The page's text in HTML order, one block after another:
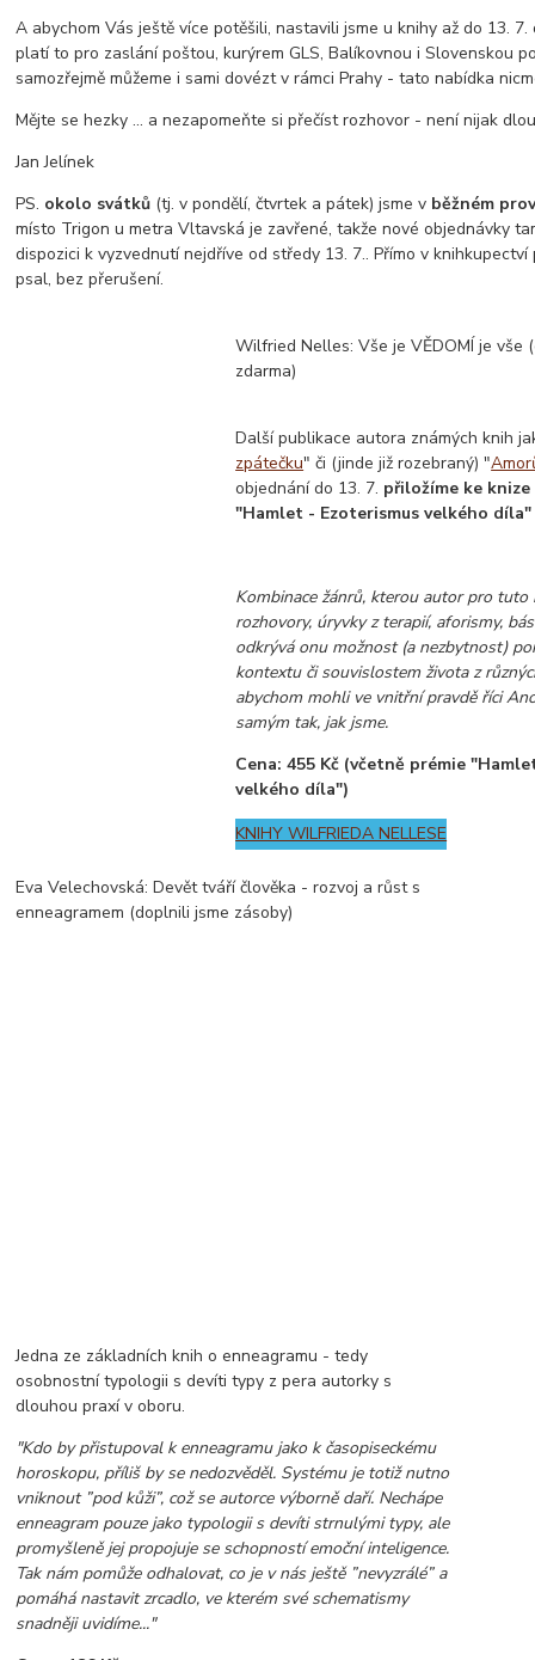
A abychom Vás ještě více potěšili, nastavili jsme u knihy až do 13.
platí to pro zaslání poštou, kurýrem GLS, Balíkovnou i Slovenskou
samozřejmě můžeme i sami dovézt v rámci Prahy - tato nabídka
Mějte se hezky ... a nezapomeňte si přečíst rozhovor - není nijak
Jan Jelínek
PS. okolo svátků (tj. v pondělí, čtvrtek a pátek) jsme v běžném
místo Trigon u metra Vltavská je zavřené, takže nové objednávky
dispozici k vyzvednutí nejdříve od středy 13. 7.. Přímo v knihkupectví
psal, bez přerušení.
Wilfried Nelles: Vše je VĚDOMÍ je vše
zdarma)
Další publikace autora známých knih
zpátečku" či (jinde již rozebraný) "
objednání do 13. 7. přiložíme ke
"Hamlet - Ezoterismus velkého díla"
Kombinace žánrů, kterou autor pro tuto
rozhovory, úryvky z terapií, aforismy,
odkrývá onu možnost (a nezbytnost)
kontextu či souvislostem života z
abychom mohli ve vnitřní pravdě říci
samým tak, jak jsme.
Cena: 455 Kč (včetně prémie
velkého díla")
KNIHY WILFRIEDA NELLESE
Eva Velechovská: Devět tváří člověka - rozvoj a růst s
enneagramem (doplnili jsme zásoby)
Jedna ze základních knih o enneagramu - tedy
osobnostní typologii s devíti typy z pera autorky s
dlouhou praxí v oboru.
"Kdo by přistupoval k enneagramu jako k časopiseckému
horoskopu, příliš by se nedozvěděl. Systému je totiž nutno
vniknout ”pod kůži”, což se autorce výborně daří. Nechápe
enneagram pouze jako typologii s devíti strnulými typy, ale
promyšleně jej propojuje se schopností emoční inteligence.
Tak nám pomůže odhalovat, co je v nás ještě ”nevyzrálé” a
pomáhá nastavit zrcadlo, ve kterém své schematismy
snadněji uvidíme..."